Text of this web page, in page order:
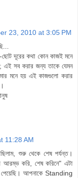
23, 2010 at 3:05 PM
দূরের কথা কোন কাজই মনে
এই সব করার জন্য তাকে যেমন
মনে হয় এই কাজগুলো করার
11:28 AM
শুরু থেকে শেষ পর্যন্ত।
আরম্ভ করি, শেষ করিনে" এটা
পেয়েছি। আপনাকে Standing